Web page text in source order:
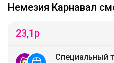
Немезия Карнавал
23,1р
Специальный